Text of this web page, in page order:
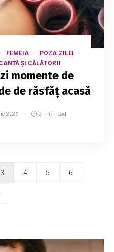
FEMEIA
POZA ZILEI
ȘI CĂLĂTORII
momente de
de răsfăț acasă
2026 2 min read
3 4 5 6